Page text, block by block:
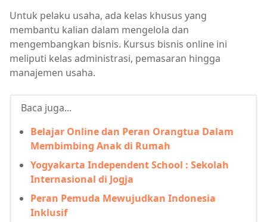
Untuk pelaku usaha, ada kelas khusus yang
membantu kalian dalam mengelola dan
mengembangkan bisnis. Kursus bisnis online ini
meliputi kelas administrasi, pemasaran hingga
manajemen usaha.
Baca juga...
Belajar Online dan Peran Orangtua Dalam
Membimbing Anak di Rumah
Yogyakarta Independent School : Sekolah
Internasional di Jogja
Peran Pemuda Mewujudkan Indonesia
Inklusif